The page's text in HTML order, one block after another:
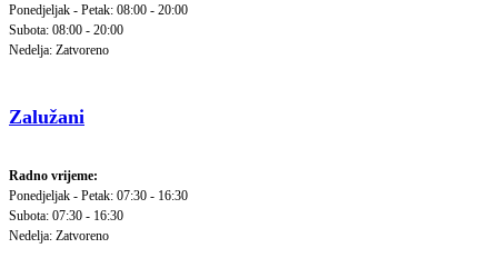
Ponedjeljak - Petak: 08:00 - 20:00
Subota: 08:00 - 20:00
Nedelja: Zatvoreno
Zalužani
Radno vrijeme:
Ponedjeljak - Petak: 07:30 - 16:30
Subota: 07:30 - 16:30
Nedelja: Zatvoreno